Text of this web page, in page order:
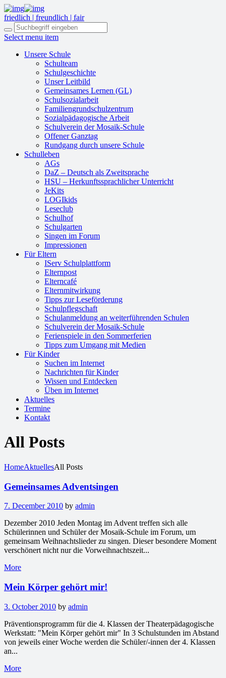
friedlich | freundlich | fair
Select menu item
Unsere Schule
Schulteam
Schulgeschichte
Unser Leitbild
Gemeinsames Lernen (GL)
Schulsozialarbeit
Familiengrundschulzentrum
Sozialpädagogische Arbeit
Schulverein der Mosaik-Schule
Offener Ganztag
Rundgang durch unsere Schule
Schulleben
AGs
DaZ – Deutsch als Zweitsprache
HSU – Herkunftssprachlicher Unterricht
JeKits
LOGIkids
Leseclub
Schulhof
Schulgarten
Singen im Forum
Impressionen
Für Eltern
IServ Schulplattform
Elternpost
Elterncafé
Elternmitwirkung
Tipps zur Leseförderung
Schulpflegschaft
Schulanmeldung an weiterführenden Schulen
Schulverein der Mosaik-Schule
Ferienspiele in den Sommerferien
Tipps zum Umgang mit Medien
Für Kinder
Suchen im Internet
Nachrichten für Kinder
Wissen und Entdecken
Üben im Internet
Aktuelles
Termine
Kontakt
All Posts
HomeAktuellesAll Posts
Gemeinsames Adventsingen
7. December 2010 by admin
Dezember 2010 Jeden Montag im Advent treffen sich alle
Schülerinnen und Schüler der Mosaik-Schule im Forum, um
gemeinsam Weihnachtslieder zu singen. Dieser besondere Moment
verschönert nicht nur die Vorweihnachtszeit...
More
Mein Körper gehört mir!
3. October 2010 by admin
Präventionsprogramm für die 4. Klassen der Theaterpädagogische
Werkstatt: "Mein Körper gehört mir" In 3 Schulstunden im Abstand
von jeweils einer Woche werden die Schüler/-innen der 4. Klassen
an...
More